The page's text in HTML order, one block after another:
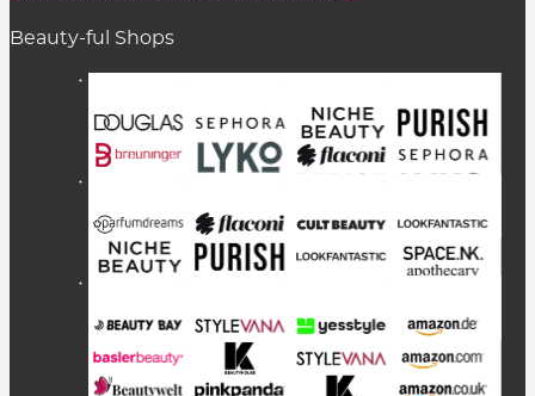
Beauty-ful Shops